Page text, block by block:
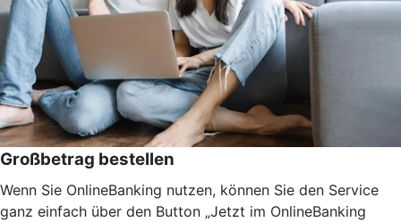
Großbetrag bestellen
Wenn Sie OnlineBanking nutzen, können Sie den Service
ganz einfach über den Button „Jetzt im OnlineBanking